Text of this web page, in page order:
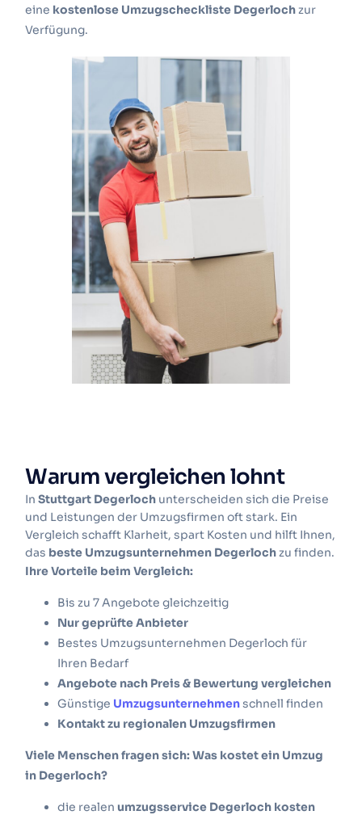
eine kostenlose Umzugscheckliste Degerlochzur
Verfügung.
Warum vergleichen lohnt
InStuttgart Degerloch unterscheiden sich die Preise
und Leistungen der Umzugsfirmen oft stark. Ein
Vergleich schafft Klarheit, spart Kosten und hilft Ihnen,
das beste Umzugsunternehmen Degerlochzu finden.
Ihre Vorteile beim Vergleich:
Bis zu 7 Angebote gleichzeitig
Nur geprüfte Anbieter
Bestes Umzugsunternehmen Degerloch für
Ihren Bedarf
Angebote nach Preis & Bewertung vergleichen
Günstige Umzugsunternehmenschnell finden
Kontakt zu regionalen Umzugsfirmen
Viele Menschen fragen sich: Was kostet ein Umzug
in Degerloch?
die realenumzugsservice Degerloch kosten